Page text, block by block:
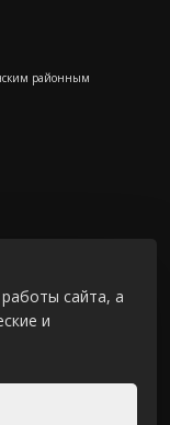
районным
сайта, а
и